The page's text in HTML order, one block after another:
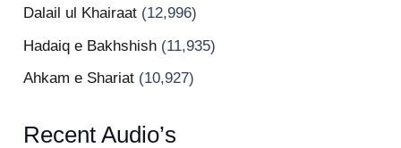
Dalail ul Khairaat (12,996)
Hadaiq e Bakhshish (11,935)
Ahkam e Shariat (10,927)
Recent Audio’s